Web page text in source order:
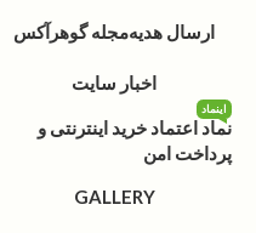
ارسال هدیهمجله گوهرآکس
اخبار سایت
نماد اعتماد خرید اینترنتی و
پرداخت امن
اینماد
GALLERY